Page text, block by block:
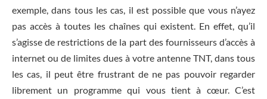
exemple, dans tous les cas, il est possible que vous n’ayez
pas accès à toutes les chaînes qui existent. En effet, qu’il
s’agisse de restrictions de la part des fournisseurs d’accès à
internet ou de limites dues à votre antenne TNT, dans tous
les cas, il peut être frustrant de ne pas pouvoir regarder
librement un programme qui vous tient à cœur. C’est